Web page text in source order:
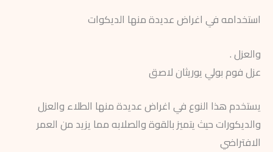
استخدامه في اغراض عديدة منها الديكوات
والعزل .
عزل فوم بولي يوريثان لاصق
يستخدم هذا النوع في اغراض عديدة منها الطلاء والعزل
والديكورات حيث يتميز بالقوة والصلابه مما يزيد من العمر
الافتراضي